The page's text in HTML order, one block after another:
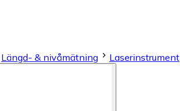
Längd- & nivåmätning Laserinstrument